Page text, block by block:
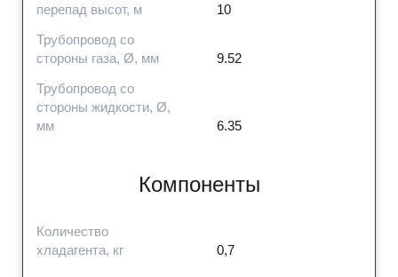
перепад высот, м
10
Трубопровод со
стороны газа, Ø, мм
9.52
Трубопровод со
стороны жидкости, Ø,
мм
6.35
Компоненты
Количество
хладагента, кг
0,7